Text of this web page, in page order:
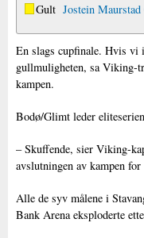
Gult Jostein Maurstad
En slags cupfinale. Hvis vi
gullmuligheten, sa Viking-
kampen.
Bodø/Glimt leder
– Skuffende, sier Viking-
avslutningen av kampen for
Alle de syv målene i
Bank Arena eksploderte